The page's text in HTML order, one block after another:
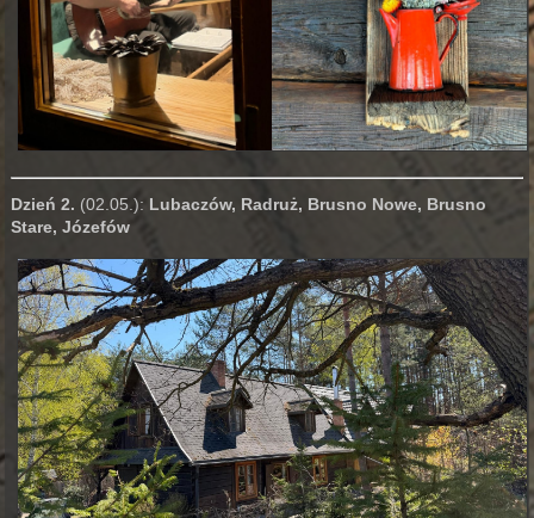
Dzień 2. (02.05.): Lubaczów, Radruż, Brusno Nowe, Brusno
Stare, Józefów